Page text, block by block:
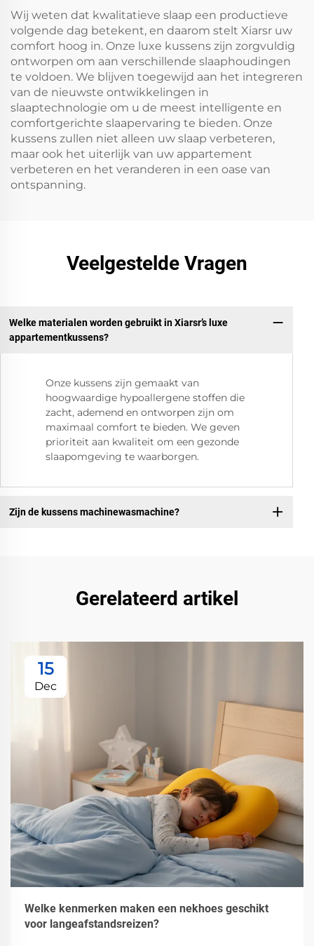
Wij weten dat kwalitatieve slaap een productieve
volgende dag betekent, en daarom stelt Xiarsr uw
comfort hoog in. Onze luxe kussens zijn zorgvuldig
ontworpen om aan verschillende slaaphoudingen
te voldoen. We blijven toegewijd aan het integreren
van de nieuwste ontwikkelingen in
slaaptechnologie om u de meest intelligente en
comfortgerichte slaapervaring te bieden. Onze
kussens zullen niet alleen uw slaap verbeteren,
maar ook het uiterlijk van uw appartement
verbeteren en het veranderen in een oase van
ontspanning.
Veelgestelde Vragen
Welke materialen worden gebruikt in Xiarsr’s luxe
appartementkussens?
Onze kussens zijn gemaakt van
hoogwaardige hypoallergene stoffen die
zacht, ademend en ontworpen zijn om
maximaal comfort te bieden. We geven
prioriteit aan kwaliteit om een gezonde
slaapomgeving te waarborgen.
Zijn de kussens machinewasmachine?
Gerelateerd artikel
15
Dec
Welke kenmerken maken een nekhoes geschikt
voor langeafstandsreizen?